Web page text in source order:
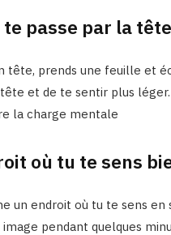
passe par la tête
tête, prends une feuille et
et de te sentir plus
la charge mentale
où tu te sens
un endroit où tu te sens
pendant quelques